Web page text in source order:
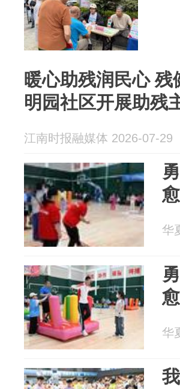
暖心助残润民心
明园社区开展助残
江南时报融媒体 2026-07-29
华
华